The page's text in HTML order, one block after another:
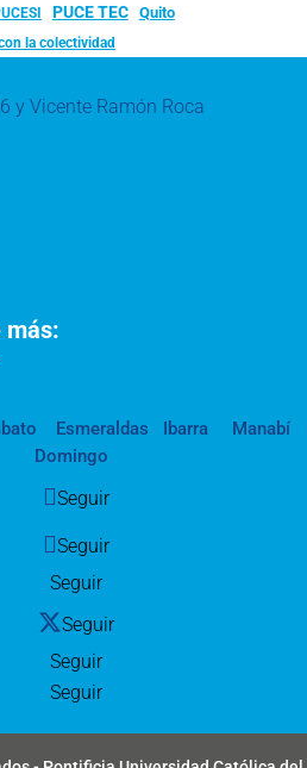
PUCE TEC
Quito
la colectividad
y Vicente Ramón Roca
más:
Esmeraldas Ibarra
Manabí
Domingo
Seguir
Seguir
Seguir
Seguir
Seguir
Seguir